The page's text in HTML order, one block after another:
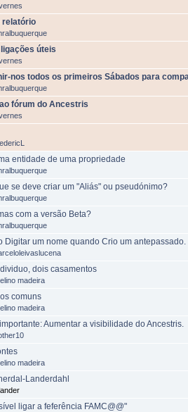
relatório
úteis
nos todos os primeiros Sábados para
fórum do Ancestris
entidade de uma propriedade
se deve criar um "Aliás" ou pseudónimo?
com a versão Beta?
Digitar um nome quando Crio um antepassado.
dois casamentos
madeira
comuns
madeira
Aumentar a visibilidade do Ancestris.
madeira
Landerdahl
ligar a feferência FAMC@@"